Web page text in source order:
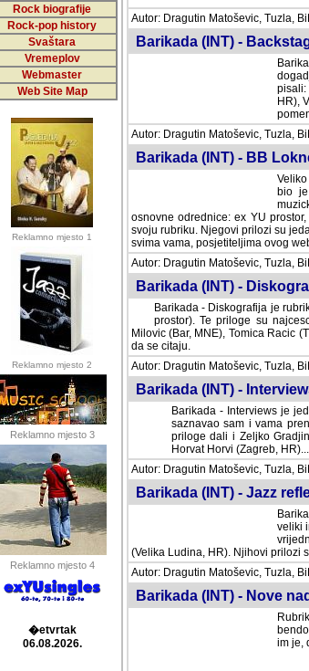
Rock biografije
Rock-pop history
Svaštara
Vremeplov
Webmaster
Web Site Map
Reklamno mjesto 1
Reklamno mjesto 2
Reklamno mjesto 3
Reklamno mjesto 4
Autor: Dragutin Matoševic, Tuzla,
Barikada (INT) -
pisali:
HR),
Autor: Dragutin Matoševic, Tuzla,
Barikada (INT) - BB
bio je
odrednice: ex YU prostor, Metal
Njegovi prilozi su jedan od
posjetiteljima ovog web portala.
Autor: Dragutin Matoševic, Tuzla,
Barikada (INT) -
Barikada - Diskografija je
prostor). Te priloge su
(Bar, MNE), Tomica Racic (Tuzla,
citaju.
Autor: Dragutin Matoševic, Tuzla,
Barikada (INT) -
Barikada - Interviews je
saznavao sam i vama
priloge dali i Zeljko
Horvat Horvi (Zagreb, HR)...
Autor: Dragutin Matoševic, Tuzla,
Barikada (INT) - Jazz
(Velika Ludina, HR). Njihovi prilozi
Autor: Dragutin Matoševic, Tuzla,
Barikada (INT) - Nove
je,